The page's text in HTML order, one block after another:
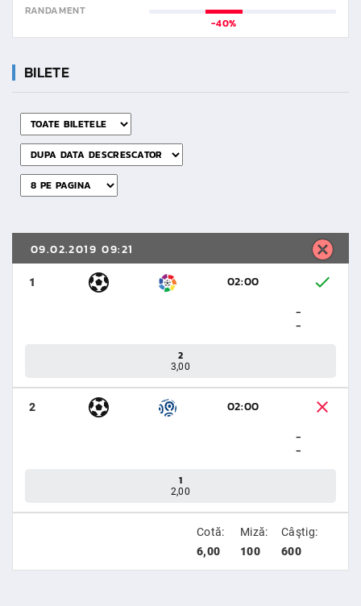
RANDAMENT
-40%
BILETE
09.02.2019 09:21
1
02:00
-
-
2
3,00
2
02:00
-
-
1
2,00
Cotă:
6,00
Miză:
100
Câştig:
600